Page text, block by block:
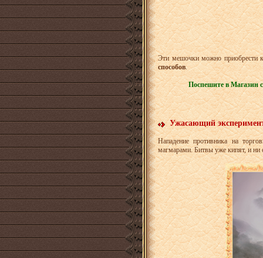
Эти мешочки можно приобрести
способов.
Поспешите в Магазин
Ужасающий
Нападение противника на
магмарами. Битвы уже кипят, и ни